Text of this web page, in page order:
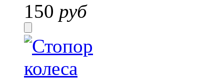
150 руб